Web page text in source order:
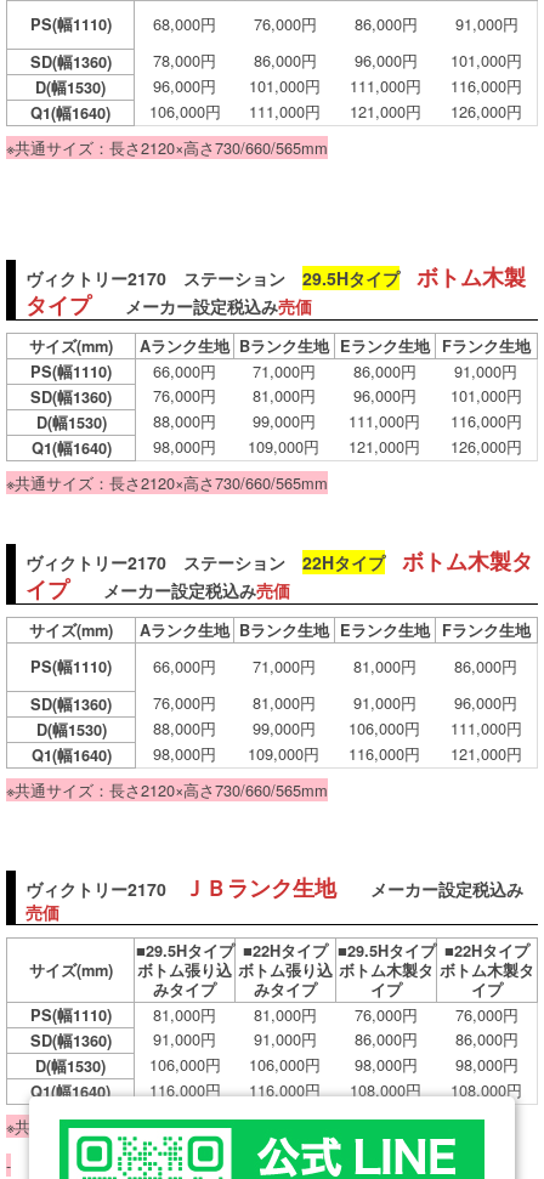
PS(幅1110)
68,000円 76,000円 86,000円 91,000円
SD(幅1360) 78,000円 86,000円 96,000円 101,000円
D(幅1530) 96,000円 101,000円 111,000円 116,000円
Q1(幅1640) 106,000円 111,000円 121,000円
126,000円
※共通サイズ：長さ2120×高さ730/660/565mm
ヴィクトリー2170 ステーション 29.5Hタイプ
ボトム木製
タイプメーカー設定税込み売価
サイズ(mm) Aランク生地 Bランク生地 Eランク生地
Fランク生地
PS(幅1110)
66,000円 71,000円 86,000円 91,000円
SD(幅1360) 76,000円 81,000円 96,000円 101,000円
D(幅1530) 88,000円 99,000円 111,000円 116,000円
Q1(幅1640) 98,000円 109,000円 121,000円
126,000円
※共通サイズ：長さ2120×高さ730/660/565mm
ヴィクトリー2170 ステーション 22Hタイプ
ボトム木製タ
イプメーカー設定税込み売価
サイズ(mm) Aランク生地 Bランク生地 Eランク生地
Fランク生地
PS(幅1110)
66,000円 71,000円 81,000円 86,000円
SD(幅1360) 76,000円 81,000円 91,000円 96,000円
D(幅1530) 88,000円 99,000円 106,000円 111,000円
Q1(幅1640) 98,000円 109,000円 116,000円
121,000円
※共通サイズ：長さ2120×高さ730/660/565mm
ヴィクトリー2170 ＪＢランク生地メーカー設定税込み
売価
サイズ(mm)
■29.5Hタイプ
ボトム張り込
みタイプ
■22Hタイプ
ボトム張り込
みタイプ
■29.5Hタイプ
ボトム木製タ
イプ
■22Hタイプ
ボトム木製タ
イプ
PS(幅1110)
81,000円 81,000円 76,000円 76,000円
SD(幅1360) 91,000円 91,000円 86,000円 86,000円
D(幅1530) 106,000円 106,000円 98,000円 98,000円
Q1(幅1640) 116,000円 116,000円 108,000円
108,000円
※共通サイズ：長さ2120×高さ730/660/565mm
-